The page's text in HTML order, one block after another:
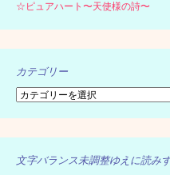
☆ピュアハート〜天使様の詩〜
カテゴリー
カ
ゴ
リ
文字バランス未調整ゆえに読み